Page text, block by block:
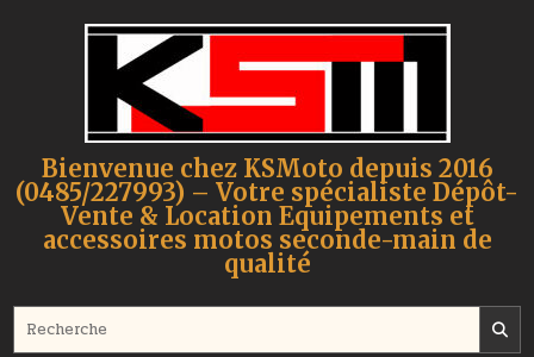
Bienvenue chez KSMoto depuis 2016
(0485/227993) – Votre spécialiste Dépôt-
Vente & Location Equipements et
accessoires motos seconde-main de
qualité